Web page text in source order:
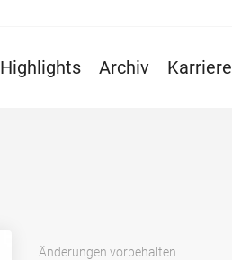
Highlights Archiv Karriere
Änderungen vorbehalten